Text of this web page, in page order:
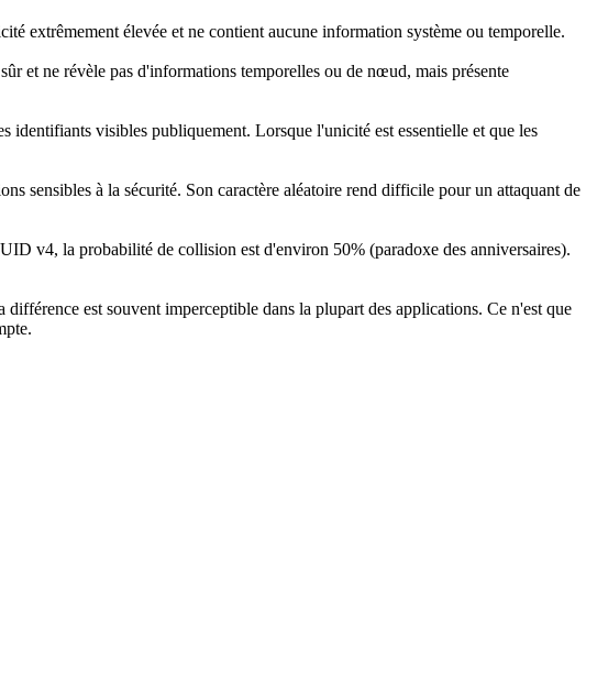
extrêmement élevée et ne contient aucune information système ou temporelle.
et ne révèle pas d'informations temporelles ou de nœud, mais présente
identifiants visibles publiquement. Lorsque l'unicité est essentielle et que les
sensibles à la sécurité. Son caractère aléatoire rend difficile pour un attaquant de
v4, la probabilité de collision est d'environ 50% (paradoxe des anniversaires).
est souvent imperceptible dans la plupart des applications. Ce n'est que